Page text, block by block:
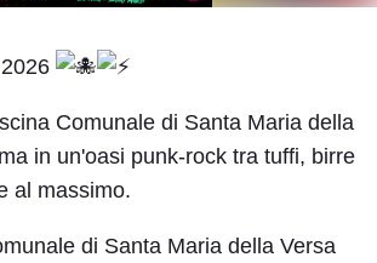
Comunale di Santa Maria della
in un'oasi punk-rock tra tuffi, birre
al massimo.
di Santa Maria della Versa
Contrasto
scuro
Contrasto
chiaro